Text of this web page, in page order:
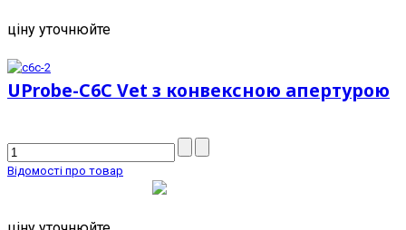
ціну уточнюйте
UProbe-C6C Vet з конвексною апертурою
Відомості про товар